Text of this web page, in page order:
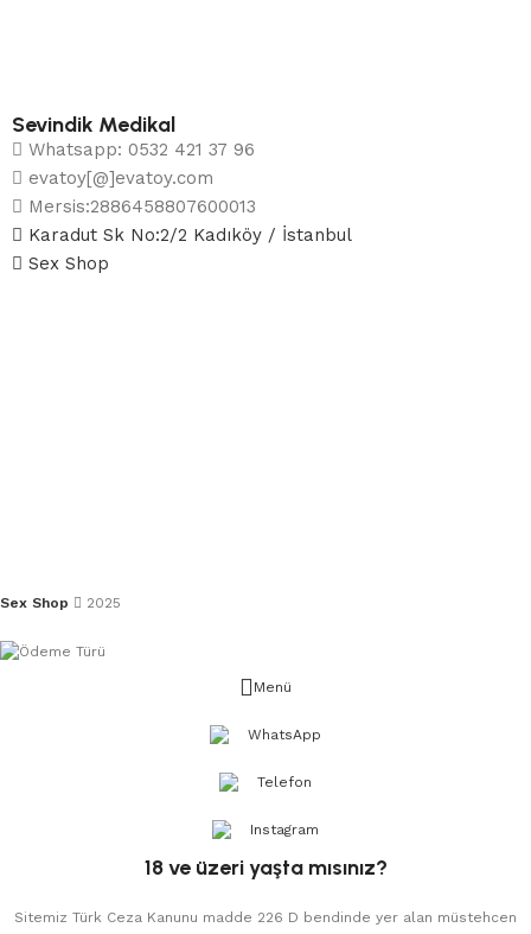
Sevindik Medikal
Whatsapp: 0532 421 37 96
evatoy[@]evatoy.com
Mersis:2886458807600013
Karadut Sk No:2/2 Kadıköy / İstanbul
Sex Shop
Sex Shop 2025
Menü
WhatsApp
Telefon
Instagram
18 ve üzeri yaşta mısınız?
Sitemiz Türk Ceza Kanunu madde 226 D bendinde yer alan müstehcen